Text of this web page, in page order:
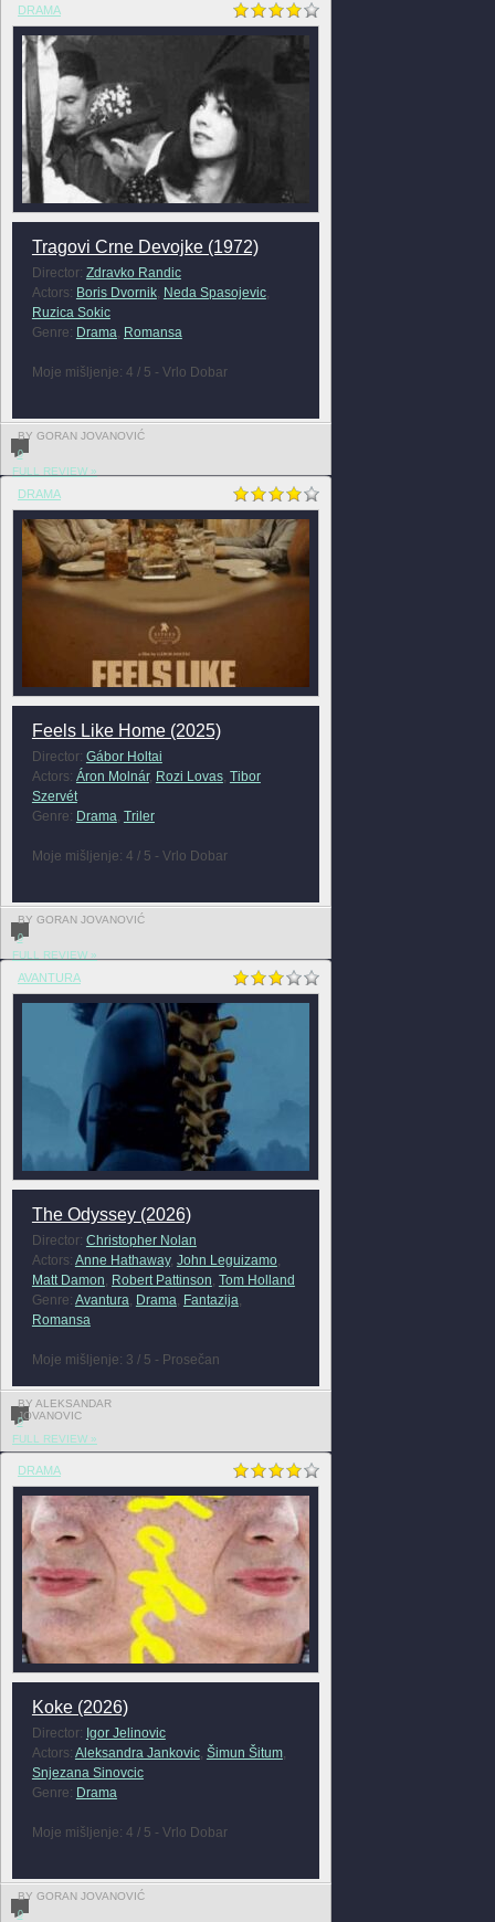
DRAMA
Tragovi Crne Devojke (1972)
Director: Zdravko Randic
Actors: Boris Dvornik, Neda Spasojevic,
Ruzica Sokic
Genre: Drama, Romansa
Moje mišljenje: 4 / 5 - Vrlo Dobar
BY GORAN JOVANOVIĆ
0
FULL REVIEW »
DRAMA
Feels Like Home (2025)
Director: Gábor Holtai
Actors: Áron Molnár, Rozi Lovas, Tibor
Szervét
Genre: Drama, Triler
Moje mišljenje: 4 / 5 - Vrlo Dobar
BY GORAN JOVANOVIĆ
0
FULL REVIEW »
AVANTURA
The Odyssey (2026)
Director: Christopher Nolan
Actors: Anne Hathaway, John Leguizamo,
Matt Damon, Robert Pattinson, Tom Holland
Genre: Avantura, Drama, Fantazija,
Romansa
Moje mišljenje: 3 / 5 - Prosečan
BY ALEKSANDAR
JOVANOVIC
0
FULL REVIEW »
DRAMA
Koke (2026)
Director: Igor Jelinovic
Actors: Aleksandra Jankovic, Šimun Šitum,
Snjezana Sinovcic
Genre: Drama
Moje mišljenje: 4 / 5 - Vrlo Dobar
BY GORAN JOVANOVIĆ
0